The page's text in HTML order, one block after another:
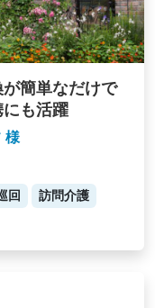
簡単なだけで
も活躍
様
回
訪問介護